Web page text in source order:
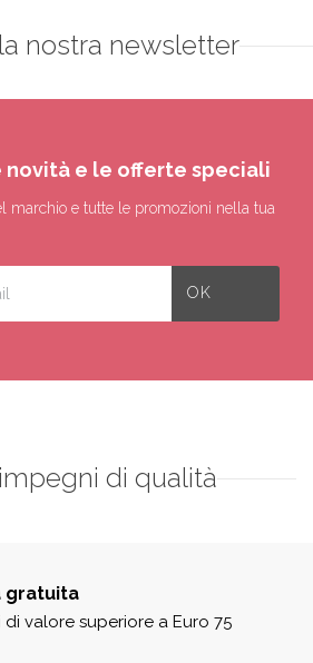
nostra newsletter
novità e le offerte speciali
marchio e tutte le promozioni nella tua
di qualità
gratuita
valore superiore a Euro 75